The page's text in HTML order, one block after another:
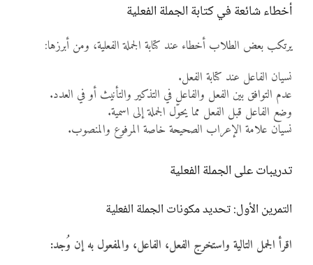
أخطاء شائعة في كتابة الجملة الفعلية
يرتكب بعض الطلاب أخطاء عند كتابة الجملة الفعلية، ومن أبرزها:
نسيان الفاعل عند كتابة الفعل.
عدم التوافق بين الفعل والفاعل في التذكير والتأنيث أو في العدد.
وضع الفاعل قبل الفعل مما يحوّل الجملة إلى اسمية.
نسيان علامة الإعراب الصحيحة خاصة المرفوع والمنصوب.
تدريبات على الجملة الفعلية
التمرين الأول: تحديد مكونات الجملة الفعلية
اقرأ الجمل التالية واستخرج الفعل، الفاعل، والمفعول به إن وُجد: